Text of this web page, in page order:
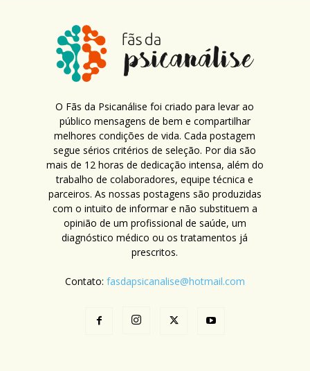
O Fãs da Psicanálise foi criado para levar ao
público mensagens de bem e compartilhar
melhores condições de vida. Cada postagem
segue sérios critérios de seleção. Por dia são
mais de 12 horas de dedicação intensa, além do
trabalho de colaboradores, equipe técnica e
parceiros. As nossas postagens são produzidas
com o intuito de informar e não substituem a
opinião de um profissional de saúde, um
diagnóstico médico ou os tratamentos já
prescritos.
Contato: fasdapsicanalise@hotmail.com